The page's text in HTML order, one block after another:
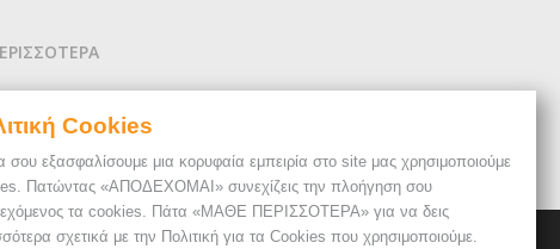
Cookies
σου εξασφαλίσουμε μια κορυφαία εμπειρία στο site μας χρησιμοποιούμε
Πατώντας «ΑΠΟΔΕΧΟΜΑΙ» συνεχίζεις την πλοήγηση σου
τα cookies. Πάτα «ΜΑΘΕ ΠΕΡΙΣΣΟΤΕΡΑ» για να δεις
σχετικά με την Πολιτική για τα Cookies που χρησιμοποιούμε.